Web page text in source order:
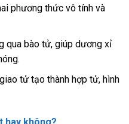
phương thức vô tính và
qua bào tử, giúp dương xỉ
tử tạo thành hợp tử, hình